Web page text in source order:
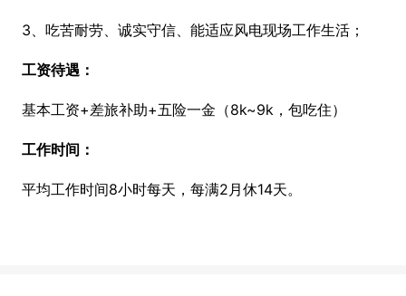
3、吃苦耐劳、诚实守信、能适应风电现场工作生活；
工资待遇：
基本工资+差旅补助+五险一金（8k~9k，包吃住）
工作时间：
平均工作时间8小时每天，每满2月休14天。